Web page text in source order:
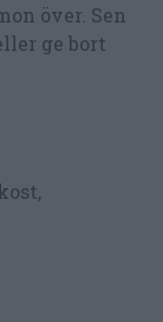
över. Sen
ge bort